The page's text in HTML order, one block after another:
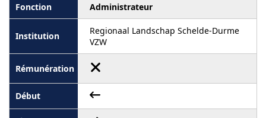
Administrateur
Regionaal Landschap Schelde-Durme
VZW